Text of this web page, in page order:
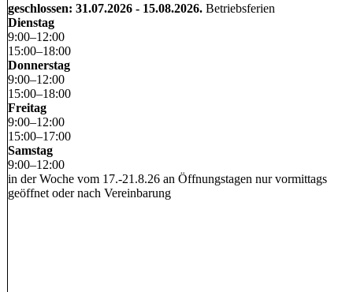
geschlossen: 31.07.2026 - 15.08.2026. Betriebsferien
Dienstag
9:00–12:00
15:00–18:00
Donnerstag
9:00–12:00
15:00–18:00
Freitag
9:00–12:00
15:00–17:00
Samstag
9:00–12:00
in der Woche vom 17.-21.8.26 an Öffnungstagen nur vormittags
geöffnet oder nach Vereinbarung